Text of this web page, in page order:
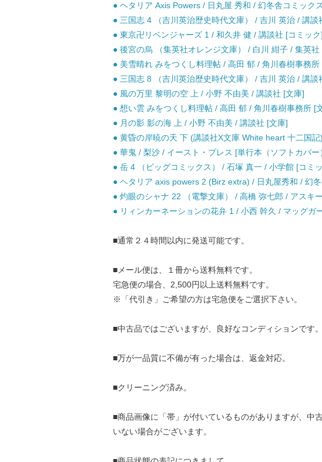
● ヘタリア Axis Powers / 日丸屋 秀和 / 幻冬舎コミック
● 三国志 4 （吉川英治歴史時代文庫） / 吉川 英治 / 講談
● 東京卍リベンジャーズ 1 / 和久井 健 / 講談社 [コミック]
● 後宮の烏 （集英社オレンジ文庫） / 白川 紺子 / 集英社
● 美雪晴れ みをつくし料理帖 / 高田 郁 / 角川春樹事務所
● 三国志 8 （吉川英治歴史時代文庫） / 吉川 英治 / 講談
● 風の万里 黎明の空 上 / 小野 不由美 / 講談社 [文庫]
● 想い雲 みをつくし料理帖 / 高田 郁 / 角川春樹事務所 [
● 月の影 影の海 上 / 小野 不由美 / 講談社 [文庫]
● 黄昏の岸暁の天 下 (講談社X文庫 White heart 十二国
● 華鬼 / 梨沙 / イースト・プレス [単行本（ソフトカバー
● 岳 4 （ビッグコミックス） / 石塚 真一 / 小学館 [コミ
● ヘタリア axis powers 2 (Birz extra) / 日丸屋秀和 / 幻
● 灼眼のシャナ 22 （電撃文庫） / 高橋 弥七郎 / アスキ
● リィンカーネーションの花弁 1 / 小西 幹久 / マッグガ
■通常２４時間以内に発送可能です。
■メール便は、１冊から送料無料です。
宅急便の場合、2,500円以上送料無料です。
※「代引き」ご希望の方は宅急便をご選択下さい。
■中古品ではございますが、良好なコンディションです。
■万が一品質に不備が有った場合は、返金対応。
■クリーニング済み。
■商品画像に「帯」が付いているものがありますが、中
いない場合がございます。